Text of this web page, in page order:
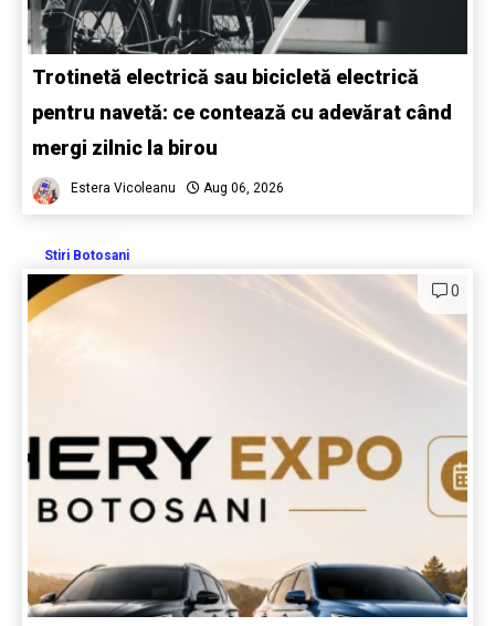
Trotinetă electrică sau bicicletă electrică
pentru navetă: ce contează cu adevărat când
mergi zilnic la birou
Estera Vicoleanu Aug 06, 2026
Stiri Botosani
0